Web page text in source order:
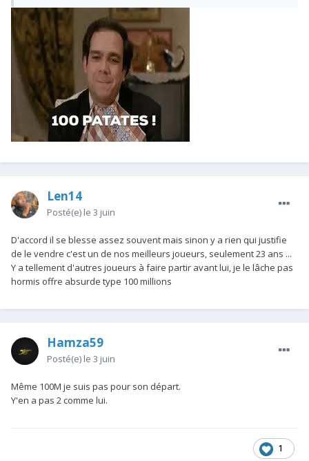
Len14
Posté(e) le 3 juin
D'accord il se blesse assez souvent mais sinon y a rien qui justifie
de le vendre c'est un de nos meilleurs joueurs, seulement 23 ans ...
Y a tellement d'autres joueurs à faire partir avant lui, je le lâche pas
hormis offre absurde type 100 millions
Hamza59
Posté(e) le 3 juin
Même 100M je suis pas pour son départ.
Y'en a pas 2 comme lui.
1